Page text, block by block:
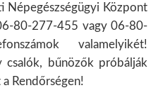
Népegészségügyi Központ
80-277-455 vagy 06-80-
valamelyikét!
bűnözők próbálják
Rendőrségen!